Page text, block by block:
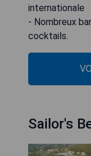
internationale
- Nombreux
cocktails.
Sailor's